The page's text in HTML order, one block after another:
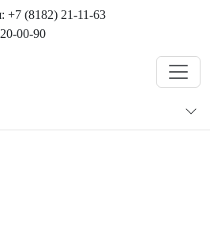
+7 (8182) 21-11-63
00-90